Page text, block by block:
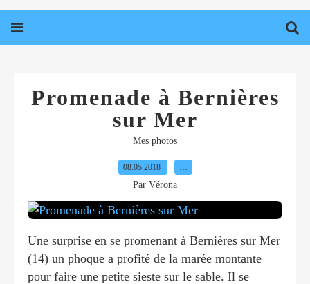
Promenade à Bernières
sur Mer
Mes photos
08.05.2018 …
Par Vérona
Une surprise en se promenant à Bernières sur Mer
(14) un phoque a profité de la marée montante
pour faire une petite sieste sur le sable. Il se